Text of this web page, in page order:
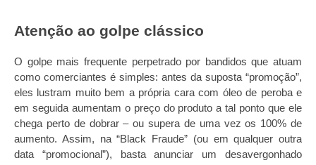
Atenção ao golpe clássico
O golpe mais frequente perpetrado por bandidos que atuam
como comerciantes é simples: antes da suposta “promoção”,
eles lustram muito bem a própria cara com óleo de peroba e
em seguida aumentam o preço do produto a tal ponto que ele
chega perto de dobrar – ou supera de uma vez os 100% de
aumento. Assim, na “Black Fraude” (ou em qualquer outra
data “promocional”), basta anunciar um desavergonhado